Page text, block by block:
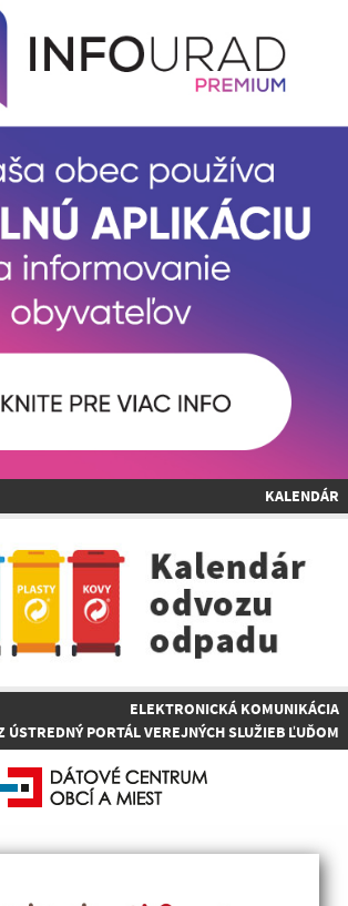
KALENDÁR
ELEKTRONICKÁ KOMUNIKÁCIA
ÚSTREDNÝ PORTÁL VEREJNÝCH SLUŽIEB ĽUĎOM